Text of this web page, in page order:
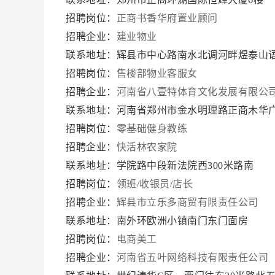
招聘岗位： 正商书香华府置业顾问
招聘企业： 建业物业
联系地址：辉县市中心路南水北调河畔煜泰山
招聘岗位： 售楼部物业客服女
招聘企业： 河南省八壹特体育文化发展有限公
联系地址：河南省郑州市金水明理路正商木华
招聘岗位： 零基础健身教练
招聘企业： 快活林农家院
联系地址：学院路中段新法院西300米路南
招聘岗位： 领班/收银员/店长
招聘企业： 辉县市立乐多商贸有限责任公司
联系地址：南外环欧洲小镇南门东门面房
招聘岗位：
电商美工
招聘企业： 河南省五叶网络科技有限责任公司